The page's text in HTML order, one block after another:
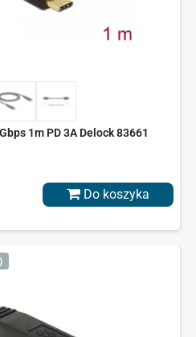
1m PD 3A Delock 83661
Do koszyka